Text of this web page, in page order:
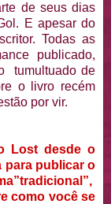
de seus dias
E apesar do
Todas as
publicado,
tumultuado de
o livro recém
por vir.
Lost desde o
para publicar o
como você se